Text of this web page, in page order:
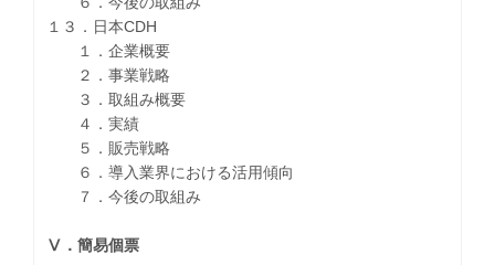
１３．日本CDH
１．企業概要
２．事業戦略
３．取組み概要
４．実績
５．販売戦略
６．導入業界における活用傾向
７．今後の取組み
Ⅴ．簡易個票